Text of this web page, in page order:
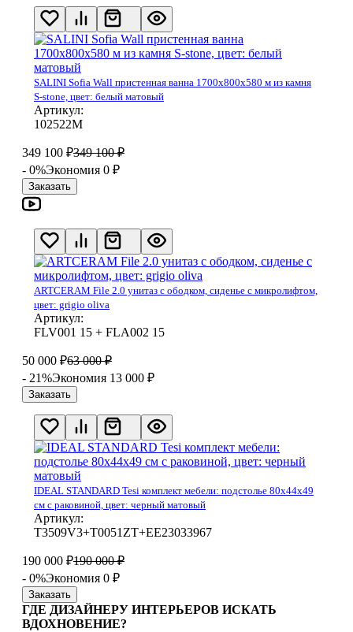
SALINI Sofia Wall пристенная ванна 1700х800х580 м из камня
S-stone, цвет: белый матовый
Артикул:
102522М
349 100 ₽349 100 ₽
- 0%Экономия 0 ₽
Заказать
ARTCERAM File 2.0 унитаз с ободком, сиденье с микролифтом,
цвет: grigio oliva
Артикул:
FLV001 15 + FLA002 15
50 000 ₽63 000 ₽
- 21%Экономия 13 000 ₽
Заказать
IDEAL STANDARD Tesi комплект мебели: подстолье 80x44x49
см с раковиной, цвет: черный матовый
Артикул:
T3509V3+T0051ZT+EE23033967
190 000 ₽190 000 ₽
- 0%Экономия 0 ₽
Заказать
ГДЕ ДИЗАЙНЕРУ ИНТЕРЬЕРОВ ИСКАТЬ
ВДОХНОВЕНИЕ?